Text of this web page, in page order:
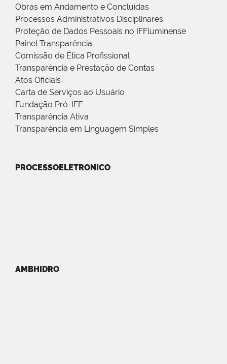
Obras em Andamento e Concluídas
Processos Administrativos Disciplinares
Proteção de Dados Pessoais no IFFluminense
Painel Transparência
Comissão de Ética Profissional
Transparência e Prestação de Contas
Atos Oficiais
Carta de Serviços ao Usuário
Fundação Pró-IFF
Transparência Ativa
Transparência em Linguagem Simples
PROCESSOELETRONICO
AMBHIDRO